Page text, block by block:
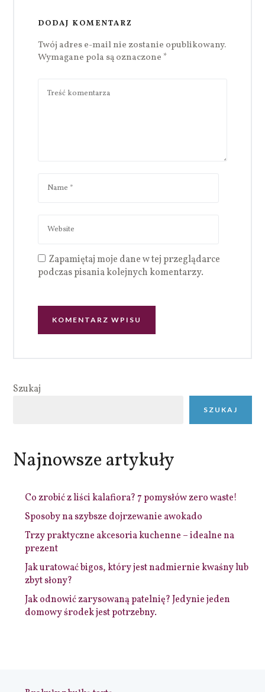
DODAJ KOMENTARZ
Twój adres e-mail nie zostanie opublikowany.
Wymagane pola są oznaczone *
Zapamiętaj moje dane w tej przeglądarce
podczas pisania kolejnych komentarzy.
Szukaj
SZUKAJ
Najnowsze artykuły
Co zrobić z liści kalafiora? 7 pomysłów zero waste!
Sposoby na szybsze dojrzewanie awokado
Trzy praktyczne akcesoria kuchenne – idealne na
prezent
Jak uratować bigos, który jest nadmiernie kwaśny lub
zbyt słony?
Jak odnowić zarysowaną patelnię? Jedynie jeden
domowy środek jest potrzebny.